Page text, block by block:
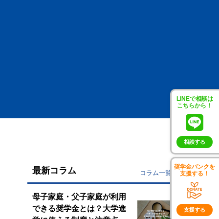
LINEで相談は
こちらから！
相談する
奨学金バンクを
支援する！
支援する
最新コラム コラム一覧
母子家庭・父子家庭が利用
できる奨学金とは？大学進